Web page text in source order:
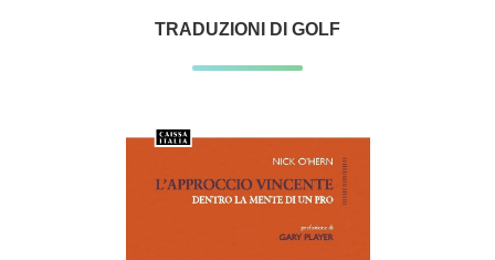
TRADUZIONI DI GOLF